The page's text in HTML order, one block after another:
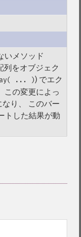
いメソッド
列をオブジェク
... )) でエク
この変更によっ
り、 このバー
トした結果が動